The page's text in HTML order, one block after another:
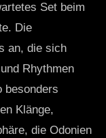
Set beim
Die
an, die sich
Rhythmen
besonders
Klänge,
die Odonien